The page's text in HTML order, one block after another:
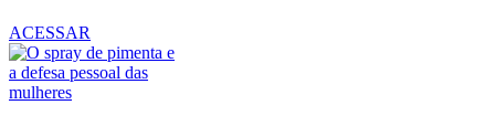
ACESSAR